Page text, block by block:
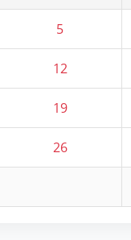
5
12
19
26